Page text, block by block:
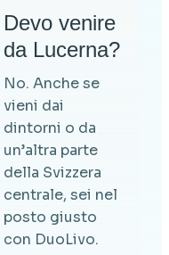
Devo venire
da Lucerna?
No. Anche se
vieni dai
dintorni o da
un’altra parte
della Svizzera
centrale, sei nel
posto giusto
con DuoLivo.